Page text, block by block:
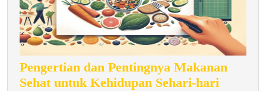
Pengertian dan Pentingnya Makanan
Sehat untuk Kehidupan Sehari-hari